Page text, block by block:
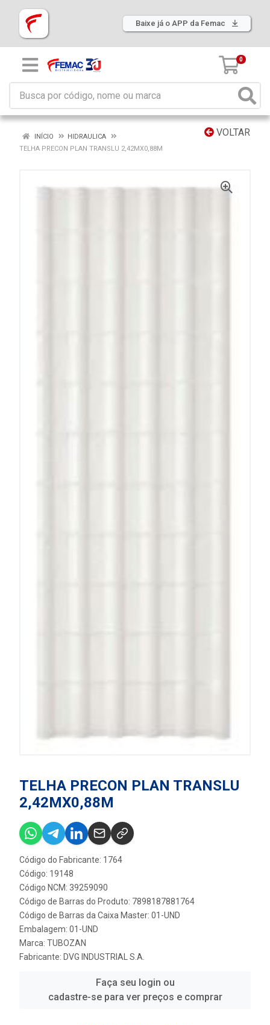
Baixe já o APP da Femac
0
VOLTAR
INÍCIO
HIDRAULICA
TELHA PRECON PLAN TRANSLU 2,42MX0,88M
TELHA PRECON PLAN TRANSLU
2,42MX0,88M
Código do Fabricante: 1764
Código: 19148
Código NCM: 39259090
Código de Barras do Produto: 7898187881764
Código de Barras da Caixa Master: 01-UND
Embalagem: 01-UND
Marca: TUBOZAN
Fabricante: DVG INDUSTRIAL S.A.
Faça seu login ou
cadastre-se para ver preços e comprar